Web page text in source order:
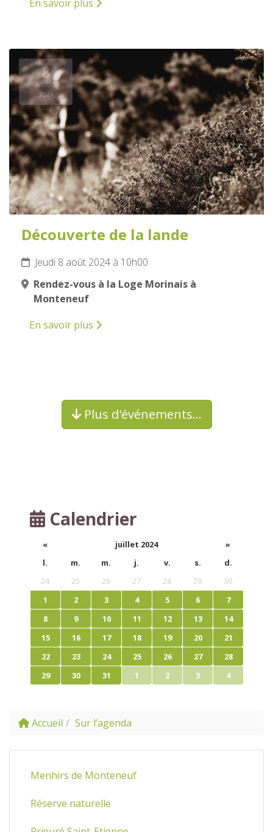
En savoir plus
8
AOÛT
2024
Découverte de la lande
Jeudi 8 août 2024 à 10h00
Rendez-vous à la Loge Morinais à
Monteneuf
En savoir plus
Plus d'événements…
Calendrier
« juillet 2024
»
l.
m. m. j. v. s.
d.
24
25 26 27 28 29
30
1
2 3 4 5 6
7
8
9 10 11 12 13
14
15
16 17 18 19 20
21
22
23 24 25 26 27
28
29
30 31 1 2 3 4
Accueil Sur l’agenda
Menhirs de Monteneuf
Réserve naturelle